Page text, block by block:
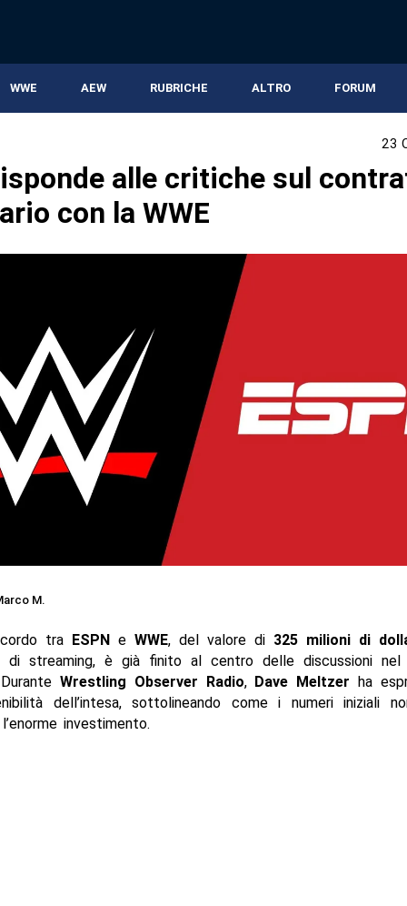
WWE AEW RUBRICHE ALTRO FORUM
23
alle critiche sul
con la WWE
M.
tra ESPN eWWE, del valore di 325 milioni di
streaming, è già finito al centro delle discussioni nel
Wrestling Observer Radio, Dave Meltzer ha
dell’intesa, sottolineando come i numeri iniziali
investimento.